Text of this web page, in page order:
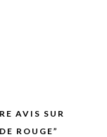
AVIS SUR
ROUGE”